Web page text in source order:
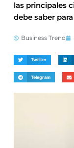
las principales
debe saber
Business Trend
Twitter
Telegram